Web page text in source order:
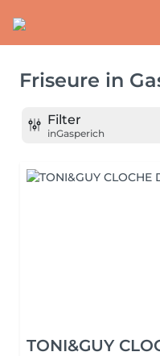
Friseure in
Filter
inGasperich
TONI&GUY